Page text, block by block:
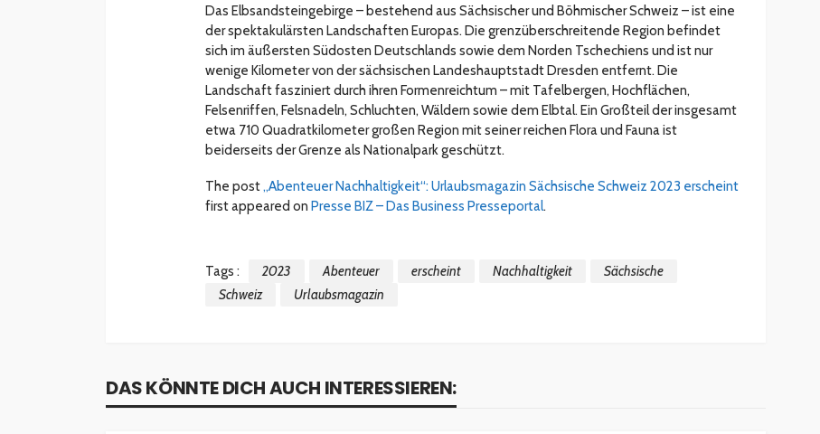
Das Elbsandsteingebirge – bestehend aus Sächsischer und Böhmischer Schweiz – ist eine
der spektakulärsten Landschaften Europas. Die grenzüberschreitende Region befindet
sich im äußersten Südosten Deutschlands sowie dem Norden Tschechiens und ist nur
wenige Kilometer von der sächsischen Landeshauptstadt Dresden entfernt. Die
Landschaft fasziniert durch ihren Formenreichtum – mit Tafelbergen, Hochflächen,
Felsenriffen, Felsnadeln, Schluchten, Wäldern sowie dem Elbtal. Ein Großteil der insgesamt
etwa 710 Quadratkilometer großen Region mit seiner reichen Flora und Fauna ist
beiderseits der Grenze als Nationalpark geschützt.
The post„Abenteuer Nachhaltigkeit“: Urlaubsmagazin Sächsische Schweiz 2023 erscheint
first appeared on Presse BIZ – Das Business Presseportal.
Tags : 2023 Abenteuer erscheint Nachhaltigkeit
Sächsische
Schweiz
Urlaubsmagazin
DAS KÖNNTE DICH AUCH INTERESSIEREN: